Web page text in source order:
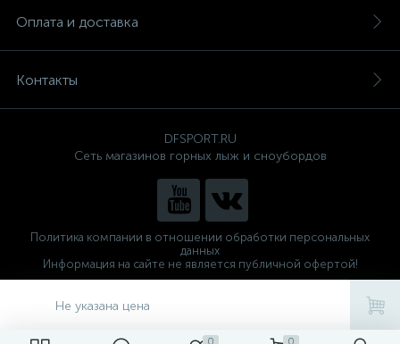
Не указана цена
Оплата и доставка
Контакты
DFSPORT.RU
Сеть магазинов горных лыж и сноубордов
Политика компании в отношении обработки персональных
данных
Информация на сайте не является публичной офертой!